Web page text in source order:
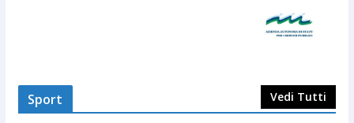
Sport Vedi Tutti